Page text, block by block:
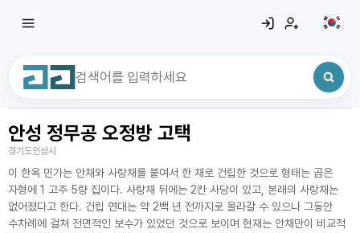
최근 검색어
안성 정무공 오정방 고택
경기도안성시
이 한옥 민가는 안채와 사랑채를 붙여서 한 채로 건립한 것으로 형태는 곱은
자형에 1 고주 5량 집이다. 사랑채 뒤에는 2칸 사당이 있고, 본래의 사랑채는
없어졌다고 한다. 건립 연대는 약 2백 년 전까지로 올라갈 수 있으나 그동안
수차례에 걸쳐 전면적인 보수가 있었던 것으로 보이며 현재는 안채만이 비교적